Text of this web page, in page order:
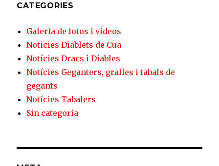
CATEGORIES
Galeria de fotos i vídeos
Noticies Diablets de Cua
Notícies Dracs i Diables
Notícies Geganters, gralles i tabals de
gegants
Notícies Tabalers
Sin categoría